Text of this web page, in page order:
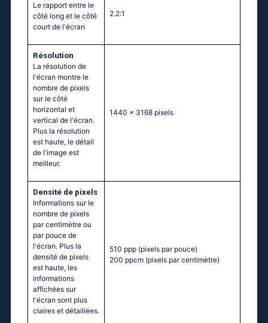
Le rapport entre le
côté long et le côté
court de l'écran
2.2:1
Résolution
La résolution de
l'écran montre le
nombre de pixels
sur le côté
horizontal et
vertical de l'écran.
Plus la résolution
est haute, le détail
de l'image est
meilleur.
1440 x 3168 pixels
Densité de pixels
Informations sur le
nombre de pixels
par centimètre ou
par pouce de
l'écran. Plus la
densité de pixels
est haute, les
informations
affichées sur
l'écran sont plus
claires et détaillées.
510 ppp (pixels par pouce)
200 ppcm (pixels par centimètre)